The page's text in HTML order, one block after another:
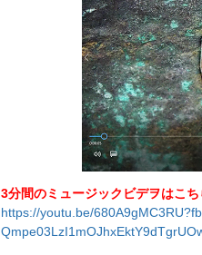
3分間のミュージックビデヲはこ
https://youtu.be/